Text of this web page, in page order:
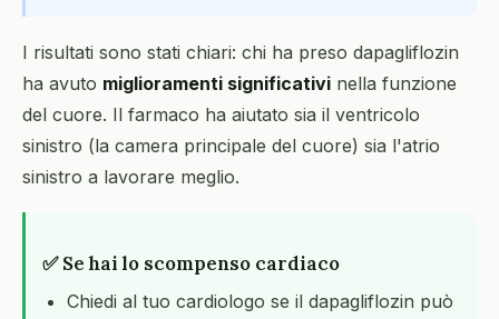
I risultati sono stati chiari: chi ha preso dapagliflozin
ha avuto miglioramenti significativi nella funzione
del cuore. Il farmaco ha aiutato sia il ventricolo
sinistro (la camera principale del cuore) sia l'atrio
sinistro a lavorare meglio.
✅ Se hai lo scompenso cardiaco
Chiedi al tuo cardiologo se il dapagliflozin può